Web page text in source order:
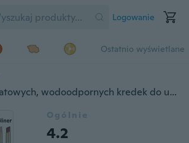
Logowanie
Ostatnio wyświetlane
16 kolorowych, matowych, wodoodpornych kredek do ust i pomadek w sztyfcie
Ogólnie
4.2